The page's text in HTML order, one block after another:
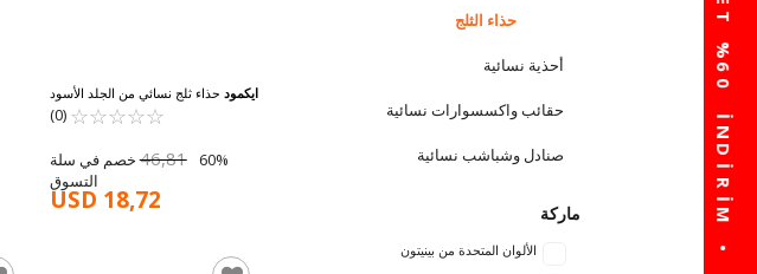
حذاء الثلج
أحذية نسائية
حقائب واكسسوارات نسائية
صنادل وشباشب نسائية
ماركة
الألوان المتحدة من بينيتون
ايكمود حذاء ثلج نسائي من الجلد الأسود
اللامع DMK-Z001 Z☆
☆
☆
☆
☆ ★
★
★
★
★
(0)
46,8160% خصم في سلة
التسوق
USD 18,72